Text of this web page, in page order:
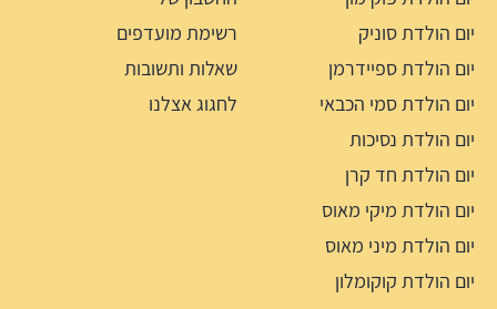
יום הולדת סוניק
יום הולדת ספיידרמן
יום הולדת סמי הכבאי
יום הולדת נסיכות
יום הולדת חד קרן
יום הולדת מיקי מאוס
יום הולדת מיני מאוס
יום הולדת קוקומלון
רשימת מועדפים
שאלות ותשובות
לחגוג אצלנו